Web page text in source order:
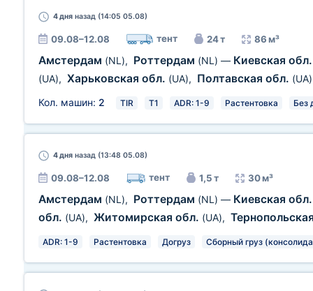
4 дня назад (14:05 05.08)
09.08–12.08 тент 24 т 86 м³
Амстердам (NL), Роттердам (NL) — Киевская
(UA), Харьковская обл. (UA), Полтавская обл. (UA)
Кол. машин: 2 TIR T1 ADR: 1-9 Растентовка Без
4 дня назад (13:48 05.08)
09.08–12.08 тент 1,5 т 30 м³
Амстердам (NL), Роттердам (NL) — Киевская
обл. (UA), Житомирская обл. (UA),
ADR: 1-9 Растентовка Догруз Сборный груз